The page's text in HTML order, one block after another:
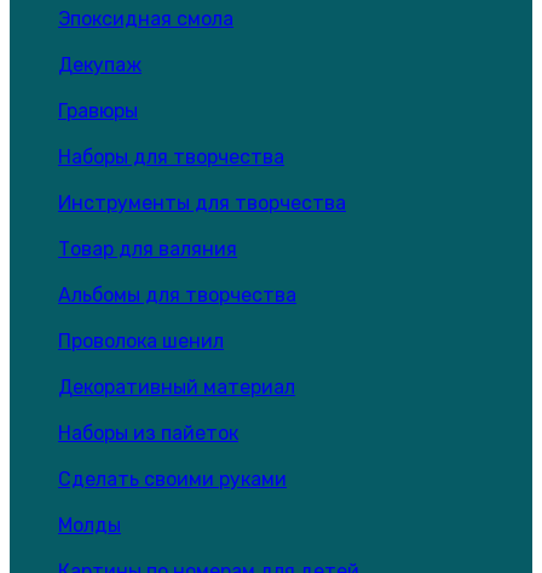
Эпоксидная смола
Декупаж
Гравюры
Наборы для творчества
Инструменты для творчества
Товар для валяния
Альбомы для творчества
Проволока шенил
Декоративный материал
Наборы из пайеток
Сделать своими руками
Молды